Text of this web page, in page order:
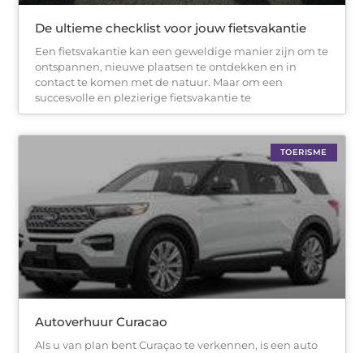
De ultieme checklist voor jouw fietsvakantie
Een fietsvakantie kan een geweldige manier zijn om te
ontspannen, nieuwe plaatsen te ontdekken en in
contact te komen met de natuur. Maar om een
succesvolle en plezierige fietsvakantie te
TOERISME
Autoverhuur Curacao
Als u van plan bent Curaçao te verkennen, is een auto